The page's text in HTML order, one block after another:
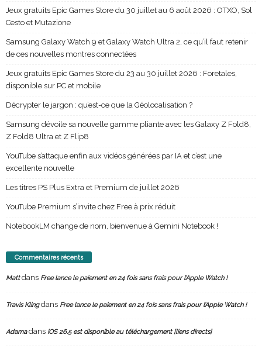
Jeux gratuits Epic Games Store du 30 juillet au 6 août 2026 : OTXO, Sol
Cesto et Mutazione
Samsung Galaxy Watch 9 et Galaxy Watch Ultra 2, ce qu’il faut retenir
de ces nouvelles montres connectées
Jeux gratuits Epic Games Store du 23 au 30 juillet 2026 : Foretales,
disponible sur PC et mobile
Décrypter le jargon : qu’est-ce que la Géolocalisation ?
Samsung dévoile sa nouvelle gamme pliante avec les Galaxy Z Fold8,
Z Fold8 Ultra et Z Flip8
YouTube s’attaque enfin aux vidéos générées par IA et c’est une
excellente nouvelle
Les titres PS Plus Extra et Premium de juillet 2026
YouTube Premium s’invite chez Free à prix réduit
NotebookLM change de nom, bienvenue à Gemini Notebook !
Commentaires récents
Mattdans Free lance le paiement en 24 fois sans frais pour l’Apple Watch !
Travis Klingdans Free lance le paiement en 24 fois sans frais pour l’Apple Watch !
Adamadans iOS 26.5 est disponible au téléchargement [liens directs]